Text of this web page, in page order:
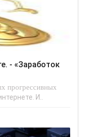
прогрессивных
И..